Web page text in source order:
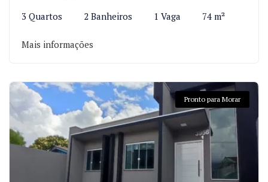
3 Quartos 2 Banheiros 1 Vaga 74 m²
Mais informações
Pronto para Morar